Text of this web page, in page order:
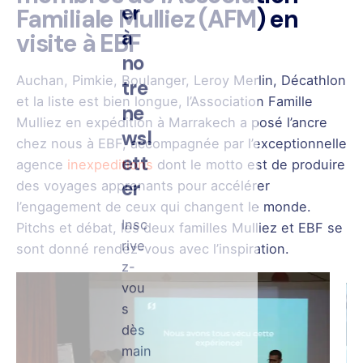
Familiale Mulliez (AFM) en
visite à EBF
Auchan, Pimkie, Boulanger, Leroy Merlin, Décathlon
et la liste est bien longue, l’Association Famille
Mulliez en expédition à Marrakech a posé l’ancre
chez nous à EBF, accompagnée par l’exceptionnelle
agence inexpeditions dont le motto est de produire
des voyages apprenants pour accélérer
l’engagement de ceux qui changent le monde.
Pitchs et débat, les deux familles Mulliez et EBF se
sont donné rendez-vous avec l’inspiration.
ett
er
Insc
rive
z-
vou
s
dès
main
tena
nt et
gne
z
notr